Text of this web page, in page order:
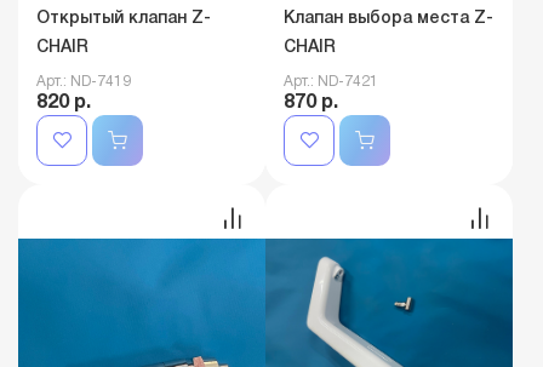
Открытый клапан Z-
CHAIR
Арт.: ND-7419
820 р.
Клапан выбора места Z-
CHAIR
Арт.: ND-7421
870 р.